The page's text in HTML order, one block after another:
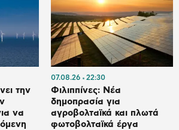
την
να
07.08.26 22:30
Φιλιππίνες: Νέα
δημοπρασία για
αγροβολταϊκά και πλωτά
φωτοβολταϊκά έργα